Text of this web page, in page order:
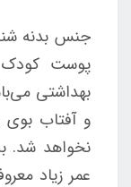
جنس بدنه
پوست کودک
بهداشتی
و آفتاب بوی
نخواهد شد.
عمر زیاد